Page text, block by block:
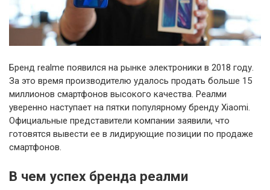
Бренд realme появился на рынке электроники в 2018 году.
За это время производителю удалось продать больше 15
миллионов смартфонов высокого качества. Реалми
уверенно наступает на пятки популярному бренду Xiaomi.
Официальные представители компании заявили, что
готовятся вывести ее в лидирующие позиции по продаже
смартфонов.
В чем успех бренда реалми